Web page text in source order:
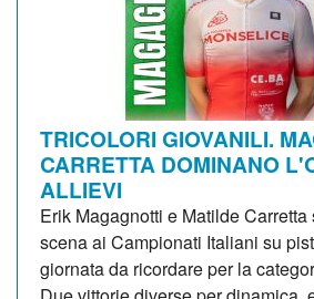
TRICOLORI GIOVANILI.
CARRETTA DOMINANO
ALLIEVI
Erik Magagnotti e Matilde
scena ai Campionati Italiani su
giornata da ricordare per la